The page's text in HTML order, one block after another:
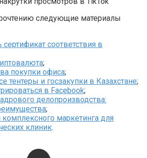
следующие материалы
сертификат соответствия в
;
покупки офиса;
тентеры и госзакупки в Казахстане;
в Facebook;
делопроизводства:
;
комплексного маркетинга для
клиник.